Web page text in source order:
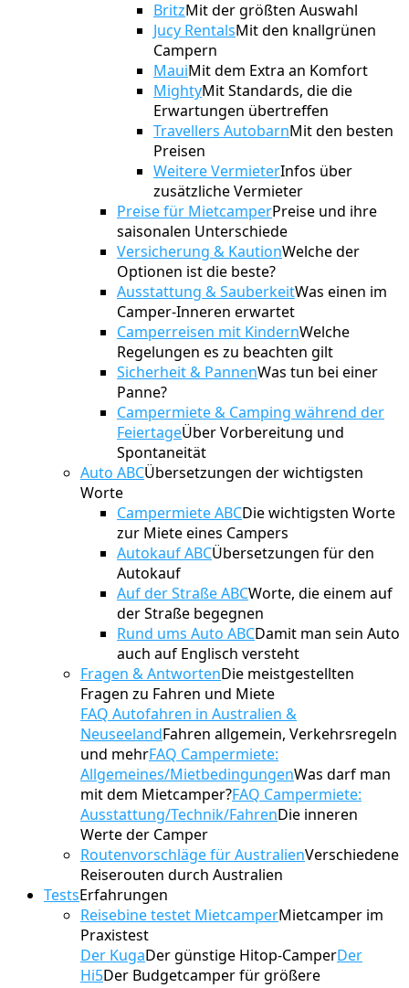
BritzMit der größten Auswahl
Jucy RentalsMit den knallgrünen
Campern
MauiMit dem Extra an Komfort
MightyMit Standards, die die
Erwartungen übertreffen
Travellers AutobarnMit den besten
Preisen
Weitere VermieterInfos über
zusätzliche Vermieter
Preise für MietcamperPreise und ihre
saisonalen Unterschiede
Versicherung & KautionWelche der
Optionen ist die beste?
Ausstattung & SauberkeitWas einen im
Camper-Inneren erwartet
Camperreisen mit KindernWelche
Regelungen es zu beachten gilt
Sicherheit & PannenWas tun bei einer
Panne?
Campermiete & Camping während der
FeiertageÜber Vorbereitung und
Spontaneität
Auto ABCÜbersetzungen der wichtigsten
Worte
Campermiete ABCDie wichtigsten Worte
zur Miete eines Campers
Autokauf ABCÜbersetzungen für den
Autokauf
Auf der Straße ABCWorte, die einem auf
der Straße begegnen
Rund ums Auto ABCDamit man sein Auto
auch auf Englisch versteht
Fragen & AntwortenDie meistgestellten
Fragen zu Fahren und Miete
FAQ Autofahren in Australien &
NeuseelandFahren allgemein, Verkehrsregeln
und mehrFAQ Campermiete:
Allgemeines/MietbedingungenWas darf man
mit dem Mietcamper?FAQ Campermiete:
Ausstattung/Technik/FahrenDie inneren
Werte der Camper
Routenvorschläge für AustralienVerschiedene
Reiserouten durch Australien
TestsErfahrungen
Reisebine testet MietcamperMietcamper im
Praxistest
Der KugaDer günstige Hitop-CamperDer
Hi5Der Budgetcamper für größere